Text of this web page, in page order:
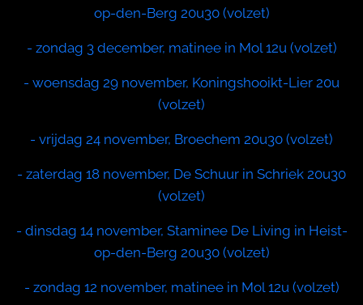
op-den-Berg 20u30 (volzet)
- zondag 3 december, matinee in Mol 12u (volzet)
- woensdag 29 november, Koningshooikt-Lier 20u
(volzet)
- vrijdag 24 november, Broechem 20u30 (volzet)
- zaterdag 18 november, De Schuur in Schriek 20u30
(volzet)
- dinsdag 14 november, Staminee De Living in Heist-
op-den-Berg 20u30 (volzet)
- zondag 12 november, matinee in Mol 12u (volzet)